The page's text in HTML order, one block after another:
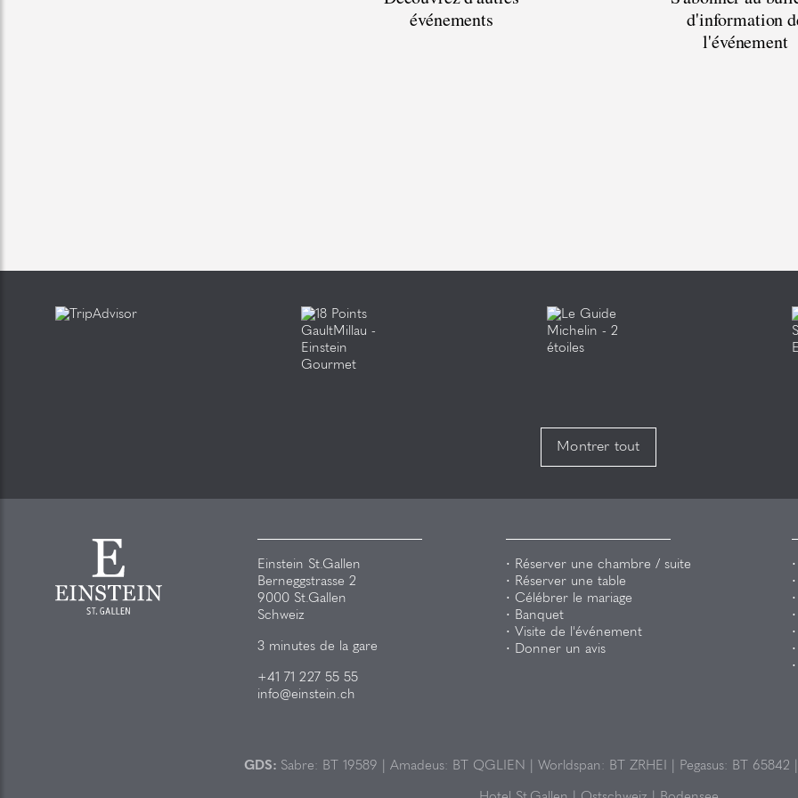
événements
d'information
l'événement
Montrer tout
Einstein St.Gallen
Berneggstrasse 2
9000 St.Gallen
Schweiz
3 minutes de la gare
+41 71 227 55 55
info@einstein.ch
Réserver une chambre / suite
Réserver une table
Célébrer le mariage
Banquet
Visite de l'événement
Donner un avis
GDS: Sabre: BT 19589 | Amadeus: BT QGLIEN | Worldspan: BT ZRHEI | Pegasus: BT